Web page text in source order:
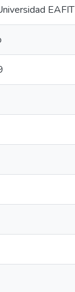
EAFIT